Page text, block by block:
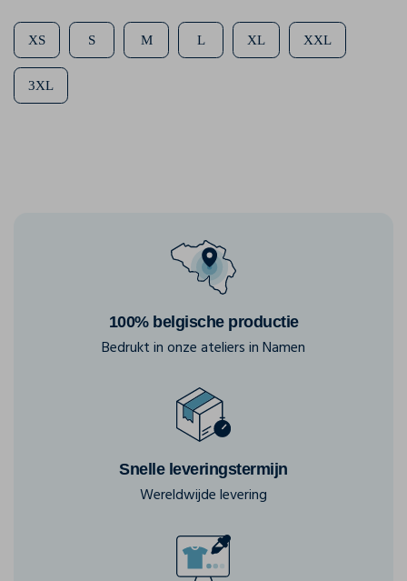
XS S M L XL XXL
3XL
100% belgische productie
Bedrukt in onze ateliers in Namen
Snelle leveringstermijn
Wereldwijde levering